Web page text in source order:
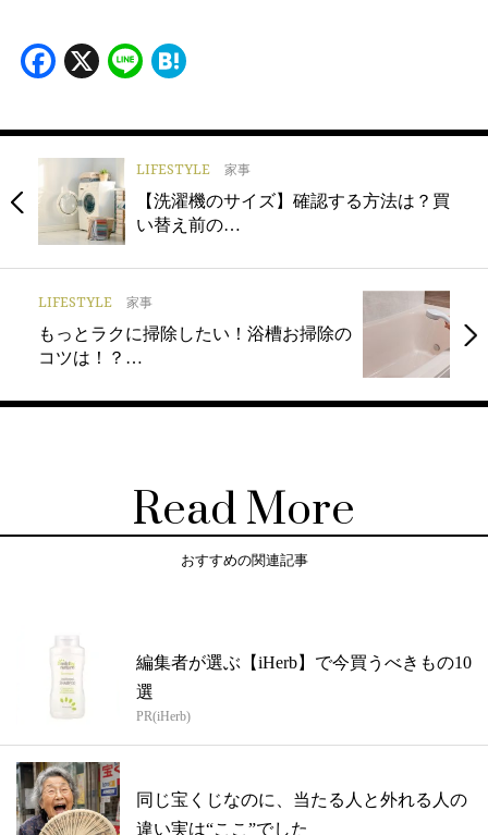
Facebook
X Line
LIFESTYLE 家事
【洗濯機のサイズ】確認する方法は？買
い替え前の…
LIFESTYLE 家事
もっとラクに掃除したい！浴槽お掃除の
コツは！？…
Read More
おすすめの関連記事
編集者が選ぶ【iHerb】で今買うべきもの10
選
PR(iHerb)
同じ宝くじなのに、当たる人と外れる人の
違い実は“ここ”でした